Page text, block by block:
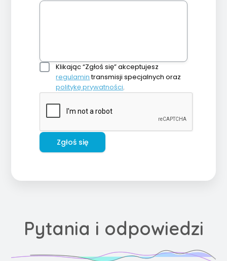
Klikając “Zgłoś się” akceptujesz
regulamintransmisji specjalnych oraz
politykę prywatności.
Zgłoś się
Pytania i odpowiedzi